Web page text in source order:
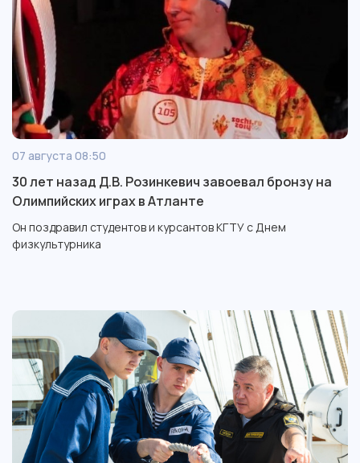
07 августа 08:50
30 лет назад Д.В. Розинкевич завоевал бронзу на
Олимпийских играх в Атланте
Он поздравил студентов и курсантов КГТУ с Днем
физкультурника